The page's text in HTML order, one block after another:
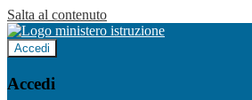
Salta al contenuto
Accedi
Accedi